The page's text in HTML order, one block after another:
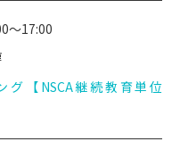
～17:00
【NSCA継続教育単位